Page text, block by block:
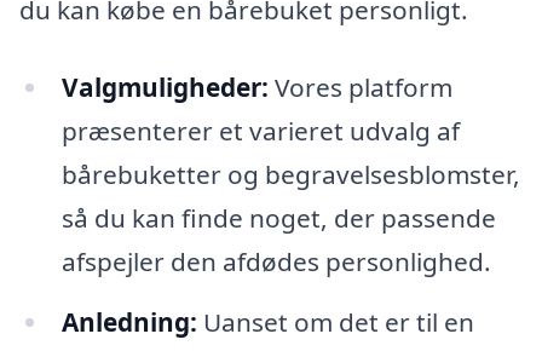
du kan købe en bårebuket personligt.
Valgmuligheder: Vores platform
præsenterer et varieret udvalg af
bårebuketter og begravelsesblomster,
så du kan finde noget, der passende
afspejler den afdødes personlighed.
Anledning: Uanset om det er til en